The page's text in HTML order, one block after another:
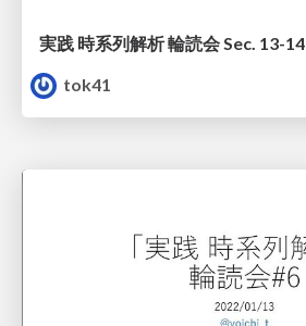
実践 時系列解析 輪読会 Sec. 13-14
tok41